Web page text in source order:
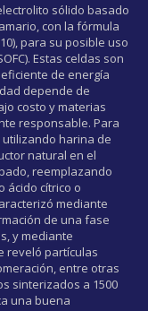
sólido basado
con la fórmula
para su posible uso
Estas celdas son
de energía
depende de
costo y materias
responsable. Para
harina de
natural en el
reemplazando
ácido cítrico o
mediante
de una fase
y mediante
reveló partículas
entre otras
sinterizados a 1500
una buena